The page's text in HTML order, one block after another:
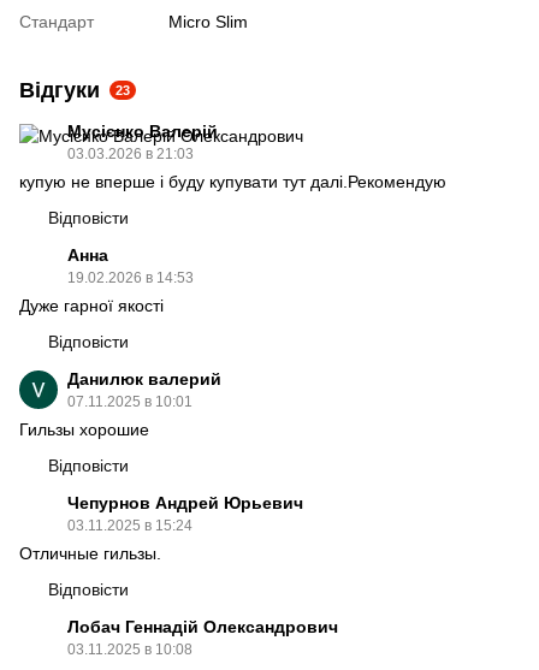
Стандарт Micro Slim
Відгуки 23
Мусієнко Валерій
03.03.2026 в 21:03
купую не вперше і буду купувати тут далі.Рекомендую
Відповісти
Анна
19.02.2026 в 14:53
Дуже гарної якості
Відповісти
Данилюк валерий
07.11.2025 в 10:01
Гильзы хорошие
Відповісти
Чепурнов Андрей Юрьевич
03.11.2025 в 15:24
Отличные гильзы.
Відповісти
Лобач Геннадій Олександрович
03.11.2025 в 10:08